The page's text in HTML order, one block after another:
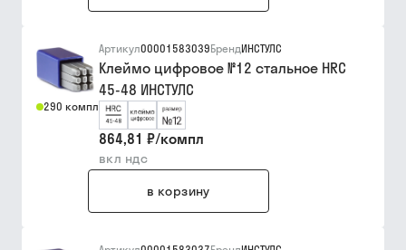
290 компл
Артикул00001583039БрендИНСТУЛС
Клеймо цифровое №12 стальное HRC
45-48 ИНСТУЛС
864,81 ₽/компл
вкл ндс
в корзину